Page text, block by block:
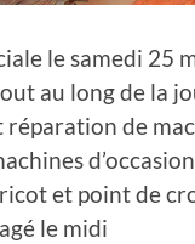
le samedi 25
au long de la
réparation de
d’occasion
et point de
le midi